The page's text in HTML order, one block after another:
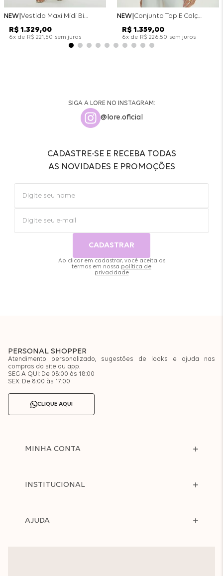
NEW Vestido Maxi Midi Bicolor Alfaitaria Navy - Marinho
R$ 1 .329,00
6x de R$ 221,50 sem juros
NEW Conjunto Top E Calça Wide Leg Bicolor Alfaitaria - Off White
R$ 1 .359,00
6x de R$ 226,50 sem juros
SIGA A LORE NO INSTAGRAM:
@lore.oficial
CADASTRE-SE E RECEBA TODAS
AS NOVIDADES E PROMOÇÕES
CADASTRAR
Ao clicar em cadastrar, você aceita os
termos em nossa política de
privacidade
PERSONAL SHOPPER
Atendimento personalizado, sugestões de looks e ajuda nas
compras do site ou app.
SEG A QUI: De 08:00 às 18:00
SEX: De 8:00 às 17:00
CLIQUE AQUI
MINHA CONTA
INSTITUCIONAL
AJUDA